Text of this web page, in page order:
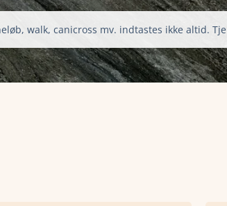
walk, canicross mv. indtastes ikke altid.